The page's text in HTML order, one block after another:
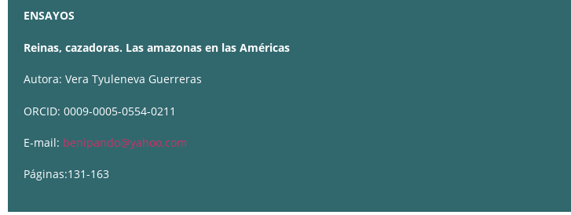
ENSAYOS
Reinas, cazadoras. Las amazonas en las Américas
Autora: Vera Tyuleneva Guerreras
ORCID: 0009-0005-0554-0211
E-mail: benipando@yahoo.com
Páginas:131-163